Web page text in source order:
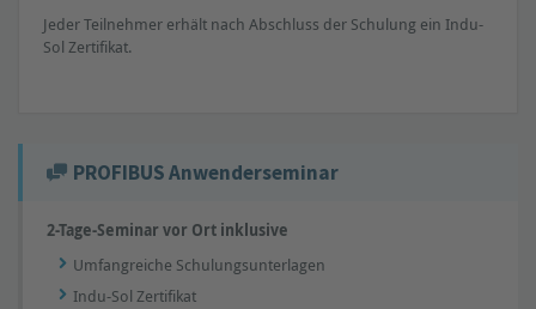
Jeder Teilnehmer erhält nach Abschluss der Schulung ein Indu-
Sol Zertifikat.
PROFIBUS Anwenderseminar
2-Tage-Seminar vor Ort inklusive
Umfangreiche Schulungsunterlagen
Indu-Sol Zertifikat